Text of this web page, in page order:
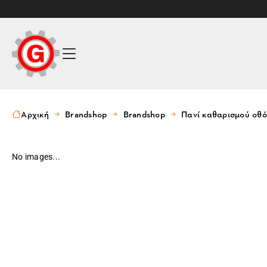
Αρχική Brandshop Brandshop Πανί καθαρισμού
No images...